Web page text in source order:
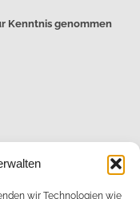
wir Technologien wie
Kenntnis genommen